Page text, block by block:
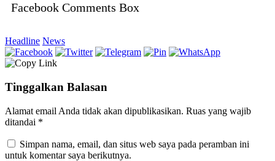
Facebook Comments Box
Headline News
Tinggalkan Balasan
Alamat email Anda tidak akan dipublikasikan. Ruas yang wajib
ditandai *
Simpan nama, email, dan situs web saya pada peramban ini
untuk komentar saya berikutnya.